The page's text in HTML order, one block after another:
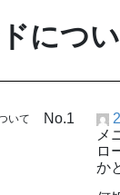
につ
いて No.1
メ
ロ
か